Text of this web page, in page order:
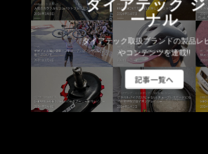
ダイアテック
ーナル
ダイアテック取扱ブランドの製品レ
やコンテンツを連載!!
記事一覧へ